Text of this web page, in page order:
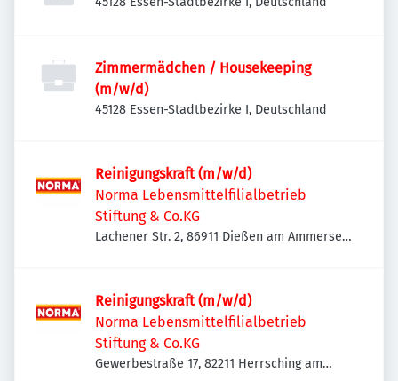
Zimmermädchen / Housekeeping
(m/w/d)
45128 Essen-Stadtbezirke I, Deutschland
Reinigungskraft (m/w/d)
Norma Lebensmittelfilialbetrieb
Stiftung & Co.KG
Lachener Str. 2, 86911 Dießen am Ammersee,
Reinigungskraft (m/w/d)
Norma Lebensmittelfilialbetrieb
Stiftung & Co.KG
Gewerbestraße 17, 82211 Herrsching am